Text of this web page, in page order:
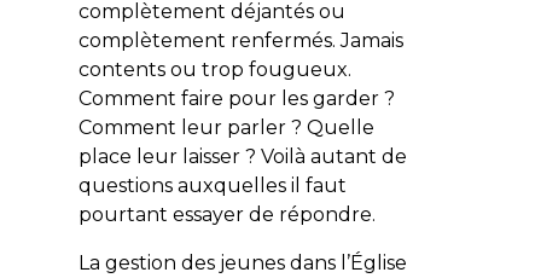
complètement déjantés ou
complètement renfermés. Jamais
contents ou trop fougueux.
Comment faire pour les garder ?
Comment leur parler ? Quelle
place leur laisser ? Voilà autant de
questions auxquelles il faut
pourtant essayer de répondre.
La gestion des jeunes dans l’Église